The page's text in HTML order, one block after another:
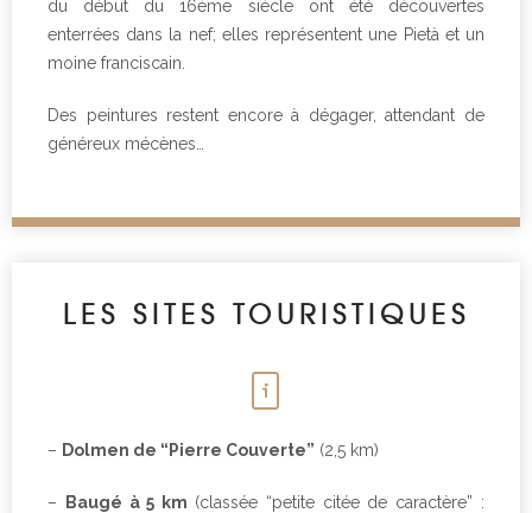
du début du 16ème siècle ont été découvertes
enterrées dans la nef; elles représentent une Pietà et un
moine franciscain.
Des peintures restent encore à dégager, attendant de
généreux mécènes…
LES SITES TOURISTIQUES
– Dolmen de “Pierre Couverte” (2,5 km)
– Baugé à 5 km (classée “petite citée de caractère” :